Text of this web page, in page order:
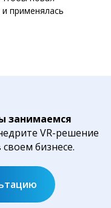
применялась
занимаемся
VR-решение
бизнесе.